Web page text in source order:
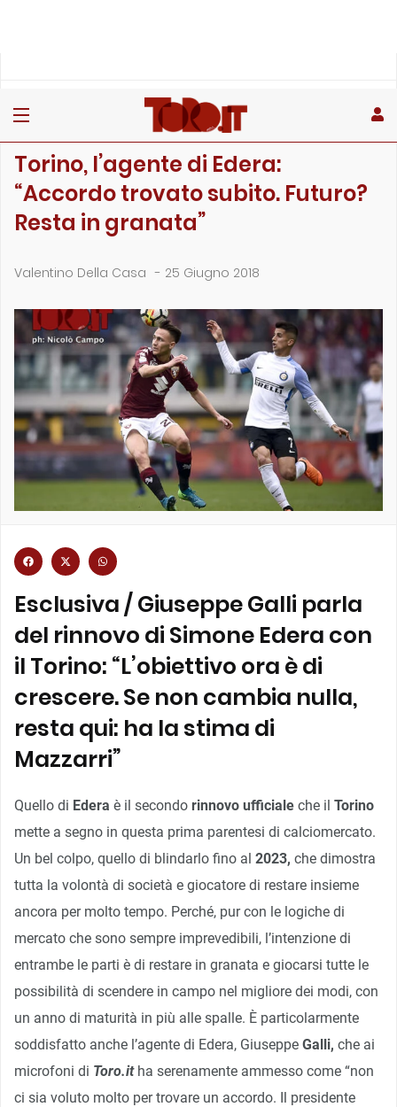
Torino, l’agente di Edera:
“Accordo trovato subito. Futuro?
Resta in granata”
Valentino Della Casa - 25 Giugno 2018
Esclusiva / Giuseppe Galli parla
del rinnovo di Simone Edera con
il Torino: “L’obiettivo ora è di
crescere. Se non cambia nulla,
resta qui: ha la stima di
Mazzarri”
Quello di Edera è il secondo rinnovo ufficiale che il Torino
mette a segno in questa prima parentesi di calciomercato.
Un bel colpo, quello di blindarlo fino al 2023, che dimostra
tutta la volontà di società e giocatore di restare insieme
ancora per molto tempo. Perché, pur con le logiche di
mercato che sono sempre imprevedibili, l’intenzione di
entrambe le parti è di restare in granata e giocarsi tutte le
possibilità di scendere in campo nel migliore dei modi, con
un anno di maturità in più alle spalle. È particolarmente
soddisfatto anche l’agente di Edera, Giuseppe Galli, che ai
microfoni di Toro.it ha serenamente ammesso come “non
ci sia voluto molto per trovare un accordo. Il presidente